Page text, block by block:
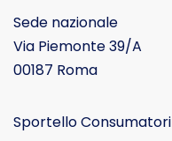
Sede nazionale
Via Piemonte 39/A
00187 Roma
Sportello Consumatori